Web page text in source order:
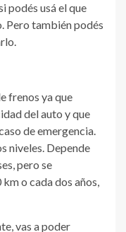
podés usá el que
Pero también podés
frenos ya que
del auto y que
de emergencia.
niveles. Depende
pero se
o cada dos años,
vas a poder